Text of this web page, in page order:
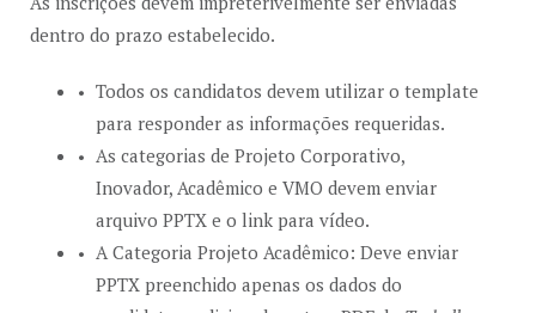
dentro do prazo estabelecido.
Todos os candidatos devem utilizar o template
para responder as informações requeridas.
As categorias de Projeto Corporativo,
Inovador, Acadêmico e VMO devem enviar
arquivo PPTX e o link para vídeo.
A Categoria Projeto Acadêmico: Deve enviar
PPTX preenchido apenas os dados do